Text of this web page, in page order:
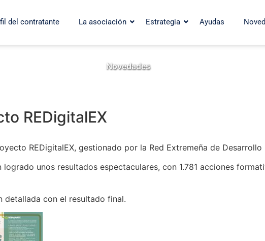
del contratante La asociación Estrategia Ayudas
Novedades
REDigitalEX
REDigitalEX, gestionado por la Red Extremeña de Desarrollo
unos resultados espectaculares, con 1.781 acciones
detallada con el resultado final.